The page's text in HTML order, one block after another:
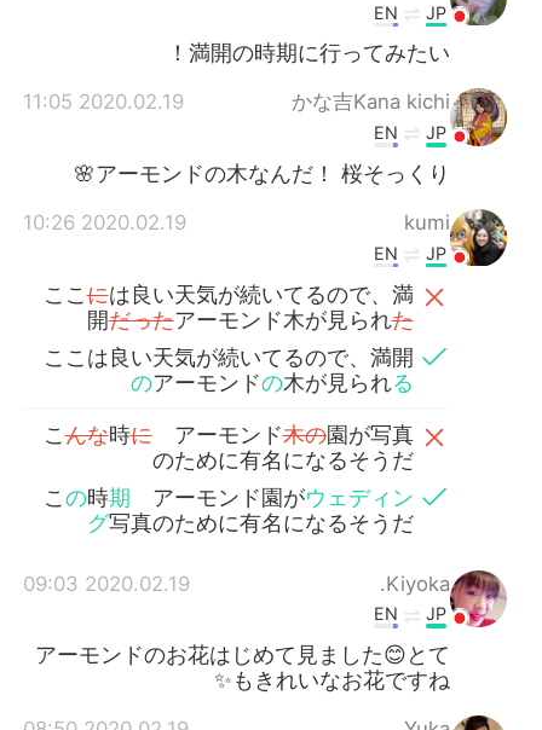
JP
EN
満開の時期に行ってみたい！
かな吉Kana kichi
2020.02.19 11:05
JP
EN
アーモンドの木なんだ！ 桜そっくり🌸
kumi
2020.02.19 10:26
JP
EN
ここには良い天気が続いてるので、満
開だったアーモンド木が見られた
ここは良い天気が続いてるので、満開
のアーモンドの木が見られる
こんな時にアーモンド木の園が写真
のために有名になるそうだ
こ の時期 アーモンド園がウェディン
グ写真のために有名になるそうだ
Kiyoka.
2020.02.19 09:03
JP
EN
アーモンドのお花はじめて見ました😊とて
もきれいなお花ですね✨